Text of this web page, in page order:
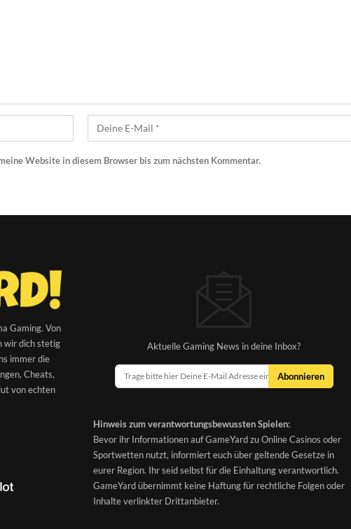
Website in diesem Browser bis zum nächsten Kommentar.
Gaming. Von
wir dich stetig
immer die
Cheats,
von echten
Aktuelle Gaming News in deine Inbox?
Abonnieren
Hinweis zum verantwortungsbewussten Spielen:
Bevor ihr Informationen auf GameYard zu Online Casinos oder
Sportwetten nutzt, informiert euch über geltende Gesetze in
eurer Region. Ihr seid selbst für die Einhaltung verantwortlich.
GameYard übernimmt keine Haftung für rechtliche Folgen oder
Inhalte verlinkter Drittanbieter.